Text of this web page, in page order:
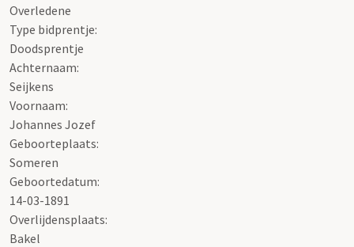
Overledene
Type bidprentje:
Doodsprentje
Achternaam:
Seijkens
Voornaam:
Johannes Jozef
Geboorteplaats:
Someren
Geboortedatum:
14-03-1891
Overlijdensplaats:
Bakel